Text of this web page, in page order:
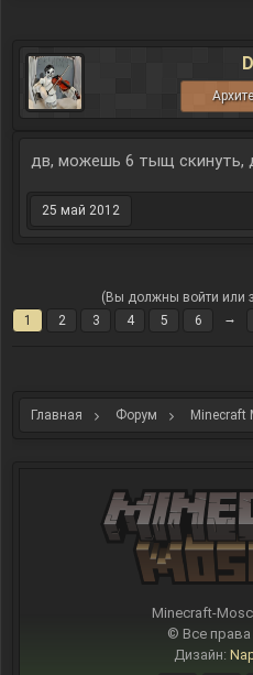
дв, можешь 6 тыщ скинуть,
25 май 2012
(Вы должны войти или
1
2 3 4 5 6 →
Главная Форум Minecraft
Minecraft-
© Все
Дизайн: